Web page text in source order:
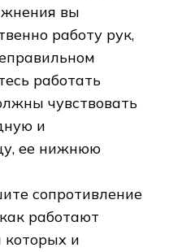
вы
работу рук,
работать
чувствовать
и
ее нижнюю
сопротивление
работают
и